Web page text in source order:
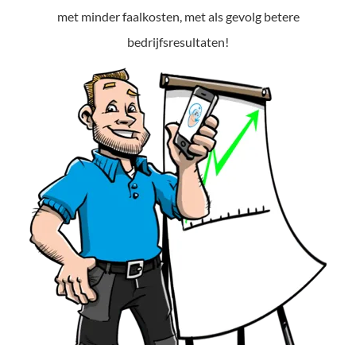
met minder faalkosten, met als gevolg betere
bedrijfsresultaten!